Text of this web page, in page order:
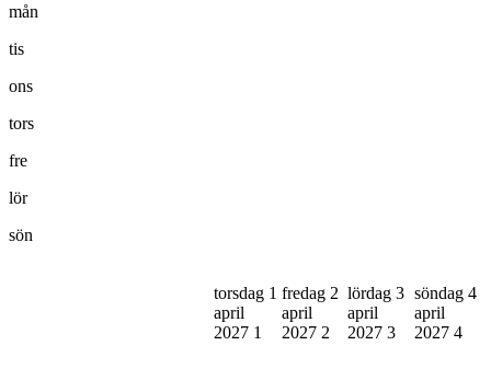
mån
tis
ons
tors
fre
lör
sön
torsdag 1
april
2027 1
fredag 2
april
2027 2
lördag 3
april
2027 3
söndag 4
april
2027 4